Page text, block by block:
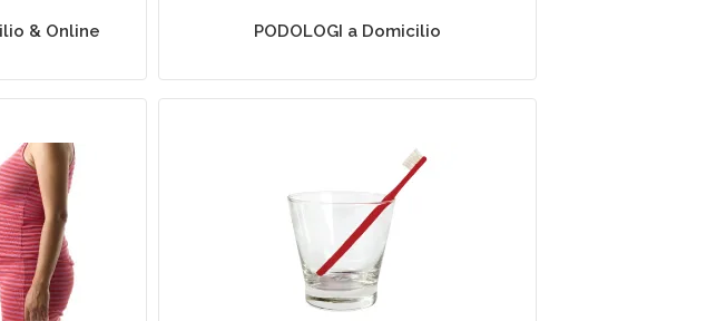
& Online PODOLOGI a Domicilio
a
Odontoiatria a Domicilio